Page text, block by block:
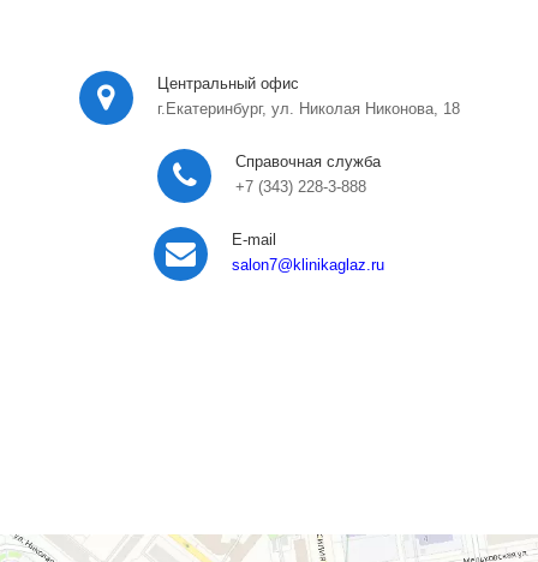
Центральный офис
г.Екатеринбург, ул. Николая Никонова, 18
Справочная служба
+7 (343) 228-3-888
E-mail
salon7@klinikaglaz.ru